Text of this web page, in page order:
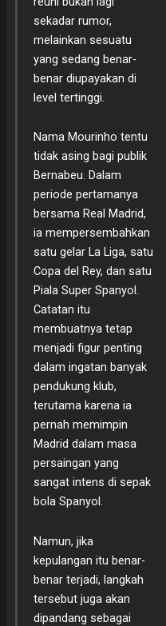
sekadar rumor,
melainkan sesuatu
yang sedang benar-
benar diupayakan di
level tertinggi.
Nama Mourinho tentu
tidak asing bagi publik
Bernabeu. Dalam
periode pertamanya
bersama Real Madrid,
ia mempersembahkan
satu gelar La Liga, satu
Copa del Rey, dan satu
Piala Super Spanyol.
Catatan itu
membuatnya tetap
menjadi figur penting
dalam ingatan banyak
pendukung klub,
terutama karena ia
pernah memimpin
Madrid dalam masa
persaingan yang
sangat intens di sepak
bola Spanyol.
Namun, jika
kepulangan itu benar-
benar terjadi, langkah
tersebut juga akan
dipandang sebagai